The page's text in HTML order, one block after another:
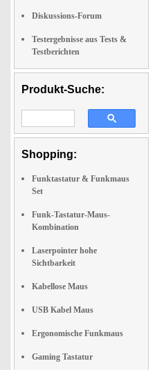
Diskussions-Forum
Testergebnisse aus Tests &
Testberichten
Produkt-Suche:
Shopping:
Funktastatur & Funkmaus
Set
Funk-Tastatur-Maus-
Kombination
Laserpointer hohe
Sichtbarkeit
Kabellose Maus
USB Kabel Maus
Ergonomische Funkmaus
Gaming Tastatur